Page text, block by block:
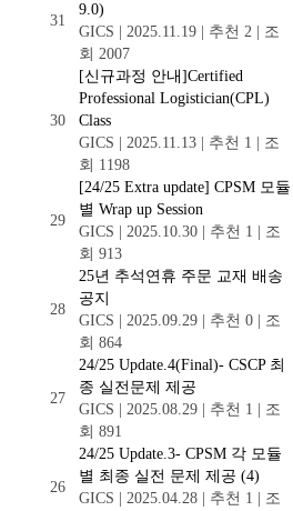
31
9.0)
GICS
2025.11.19 추천 2
조
회 2007
30
[신규과정 안내]Certified
Professional Logistician(CPL)
Class
GICS
2025.11.13 추천 1
조
회 1198
29
[24/25 Extra update] CPSM 모듈
별 Wrap up Session
GICS
2025.10.30 추천 1
조
회 913
28
25년 추석연휴 주문 교재 배송
공지
GICS
2025.09.29 추천 0
조
회 864
27
24/25 Update.4(Final)- CSCP 최
종 실전문제 제공
GICS
2025.08.29 추천 1
조
회 891
26
24/25 Update.3- CPSM 각 모듈
별 최종 실전 문제 제공 (4)
GICS
2025.04.28 추천 1
조